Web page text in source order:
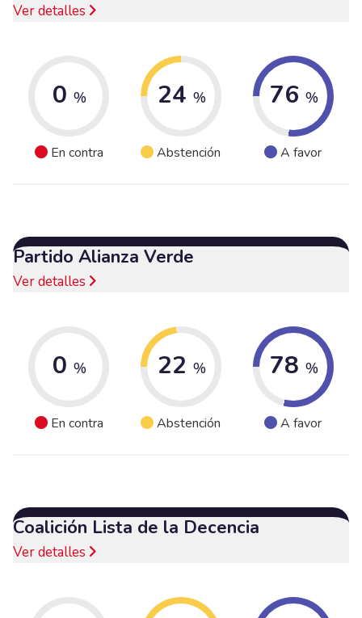
Ver detalles
0 %
En contra
24 %
Abstención
76 %
A favor
Partido Alianza Verde
Ver detalles
0 %
En contra
22 %
Abstención
78 %
A favor
Coalición Lista de la Decencia
Ver detalles